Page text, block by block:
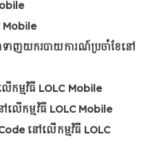
Mobile
ញយករបាយការណ៍ប្រចាំខែនៅ
កម្មវិធី LOLC Mobile
លើកម្មវិធី LOLC Mobile
នៅលើកម្មវិធី LOLC